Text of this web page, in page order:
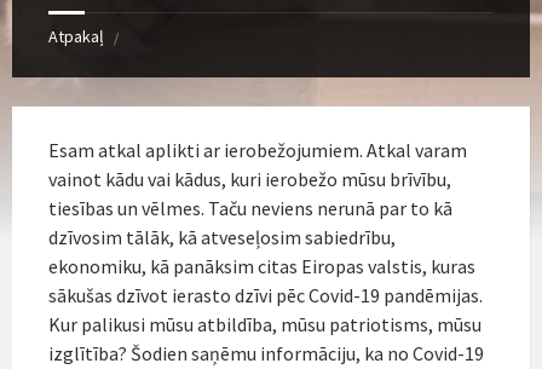
Atpakaļ /
Esam atkal aplikti ar ierobežojumiem. Atkal varam
vainot kādu vai kādus, kuri ierobežo mūsu brīvību,
tiesības un vēlmes. Taču neviens nerunā par to kā
dzīvosim tālāk, kā atveseļosim sabiedrību,
ekonomiku, kā panāksim citas Eiropas valstis, kuras
sākušas dzīvot ierasto dzīvi pēc Covid-19 pandēmijas.
Kur palikusi mūsu atbildība, mūsu patriotisms, mūsu
izglītība? Šodien saņēmu informāciju, ka no Covid-19